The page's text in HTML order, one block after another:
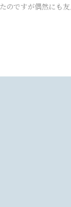
のですが偶然にも